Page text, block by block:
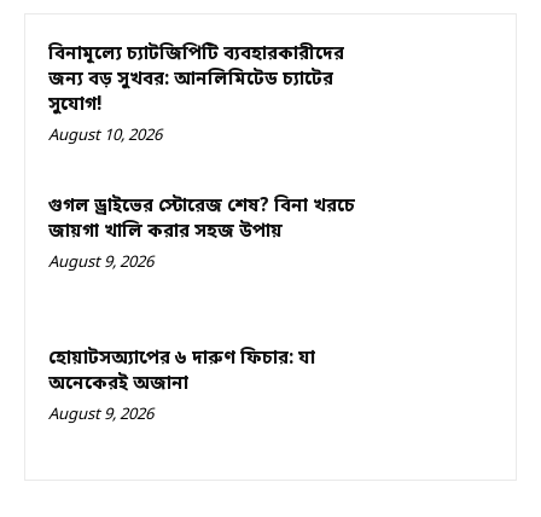
বিনামূল্যে চ্যাটজিপিটি ব্যবহারকারীদের
জন্য বড় সুখবর: আনলিমিটেড চ্যাটের
সুযোগ!
August 10, 2026
গুগল ড্রাইভের স্টোরেজ শেষ? বিনা খরচে
জায়গা খালি করার সহজ উপায়
August 9, 2026
হোয়াটসঅ্যাপের ৬ দারুণ ফিচার: যা
অনেকেরই অজানা
August 9, 2026